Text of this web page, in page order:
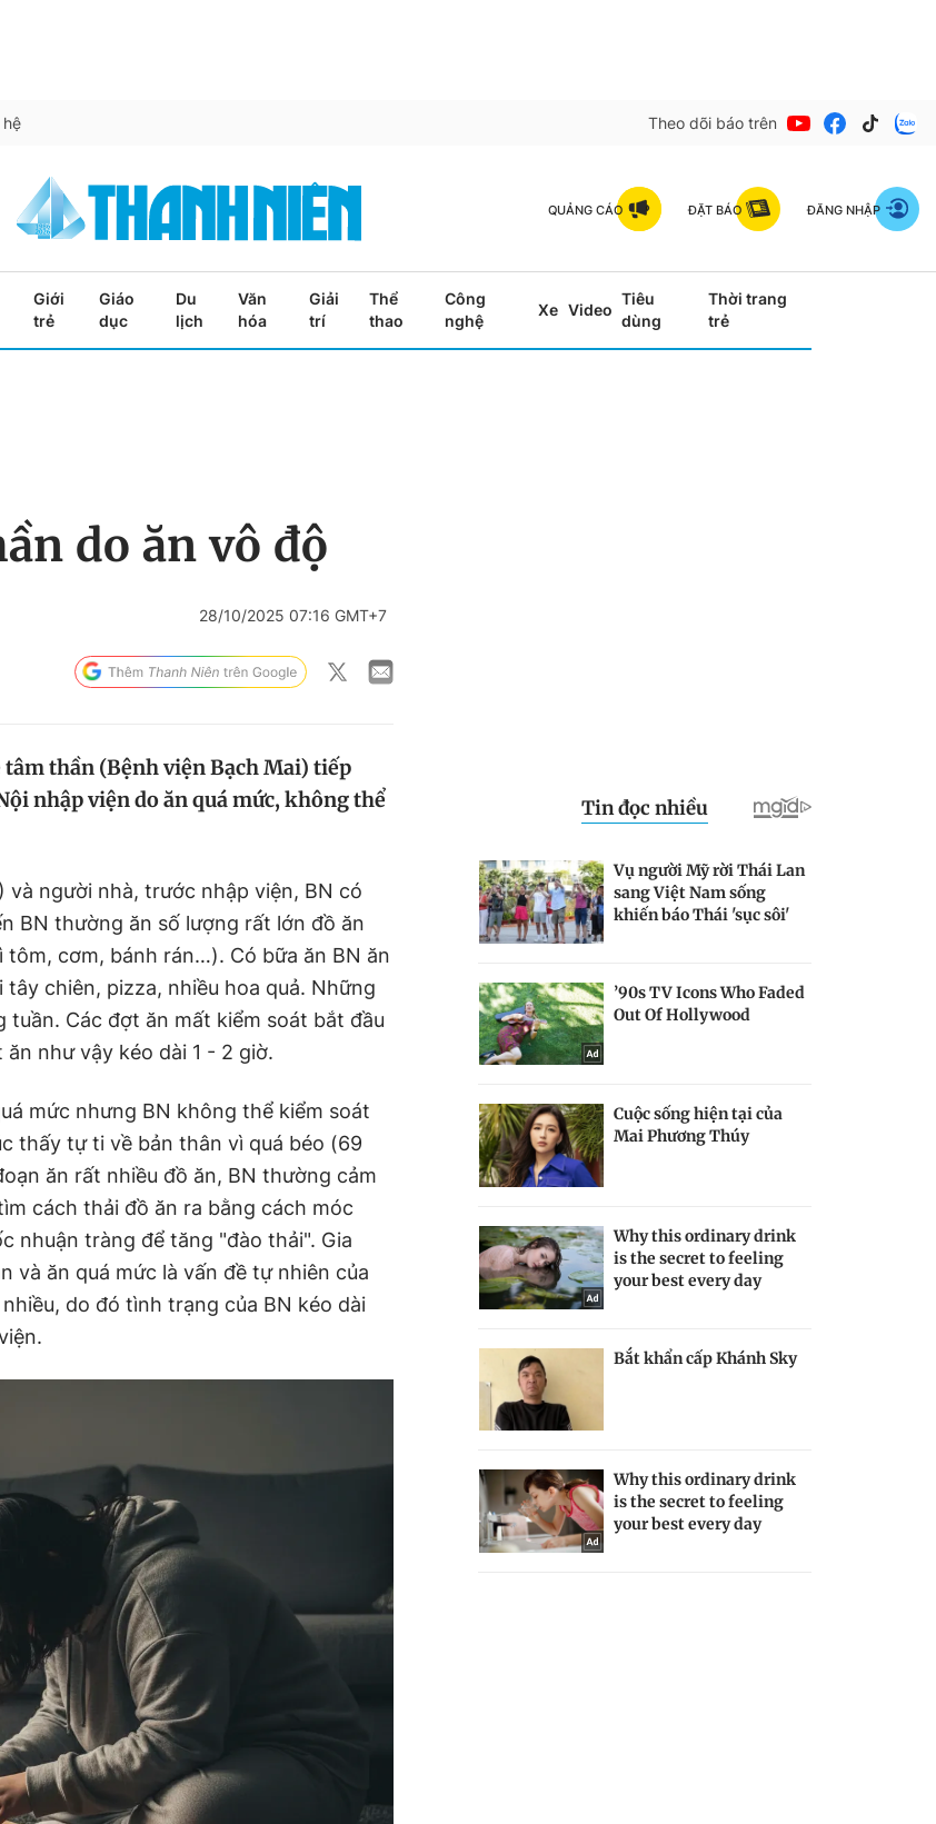
hệ Theo dõi báo trên
QUẢNG CÁO ĐẶT BÁO ĐĂNG NHẬP
Giới
trẻ
Giáo
dục
Du
lịch
Văn
hóa
Giải
trí
Thể
thao
Công
nghệ
Xe Video
Tiêu
dùng
Thời trang
trẻ
do ăn vô độ
28/10/2025 07:16 GMT+7
tâm thần (Bệnh viện Bạch Mai) tiếp
nhập viện do ăn quá mức, không thể
người nhà, trước nhập viện, BN có
BN thường ăn số lượng rất lớn đồ ăn
cơm, bánh rán…). Có bữa ăn BN ăn
chiên, pizza, nhiều hoa quả. Những
Các đợt ăn mất kiểm soát bắt đầu
như vậy kéo dài 1 - 2 giờ.
mức nhưng BN không thể kiểm soát
thấy tự ti về bản thân vì quá béo (69
ăn rất nhiều đồ ăn, BN thường cảm
cách thải đồ ăn ra bằng cách móc
nhuận tràng để tăng "đào thải". Gia
và ăn quá mức là vấn đề tự nhiên của
do đó tình trạng của BN kéo dài